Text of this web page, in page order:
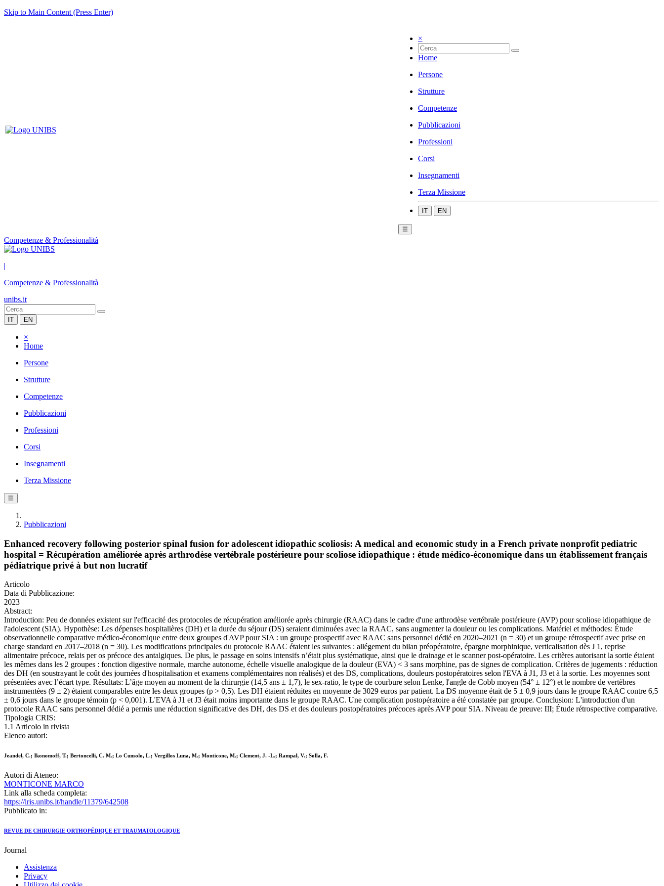
Skip to Main Content (Press Enter)
×
Home
Persone
Strutture
Competenze
Pubblicazioni
Professioni
Corsi
Insegnamenti
Terza Missione
IT EN
☰
Competenze & Professionalità
|
Competenze & Professionalità
unibs.it
IT EN
×
Home
Persone
Strutture
Competenze
Pubblicazioni
Professioni
Corsi
Insegnamenti
Terza Missione
☰
Pubblicazioni
Enhanced recovery following posterior spinal fusion for adolescent idiopathic scoliosis: A medical and economic study in a French private nonprofit pediatric
hospital = Récupération améliorée après arthrodèse vertébrale postérieure pour scoliose idiopathique : étude médico-économique dans un établissement français
pédiatrique privé à but non lucratif
Articolo
Data di Pubblicazione:
2023
Abstract:
Introduction: Peu de données existent sur l'efficacité des protocoles de récupération améliorée après chirurgie (RAAC) dans le cadre d'une arthrodèse vertébrale postérieure (AVP) pour scoliose idiopathique de
l'adolescent (SIA). Hypothèse: Les dépenses hospitalières (DH) et la durée du séjour (DS) seraient diminuées avec la RAAC, sans augmenter la douleur ou les complications. Matériel et méthodes: Étude
observationnelle comparative médico-économique entre deux groupes d'AVP pour SIA : un groupe prospectif avec RAAC sans personnel dédié en 2020–2021 (n = 30) et un groupe rétrospectif avec prise en
charge standard en 2017–2018 (n = 30). Les modifications principales du protocole RAAC étaient les suivantes : allégement du bilan préopératoire, épargne morphinique, verticalisation dès J 1, reprise
alimentaire précoce, relais per os précoce des antalgiques. De plus, le passage en soins intensifs n’était plus systématique, ainsi que le drainage et le scanner post-opératoire. Les critères autorisant la sortie étaient
les mêmes dans les 2 groupes : fonction digestive normale, marche autonome, échelle visuelle analogique de la douleur (EVA) < 3 sans morphine, pas de signes de complication. Critères de jugements : réduction
des DH (en soustrayant le coût des journées d'hospitalisation et examens complémentaires non réalisés) et des DS, complications, douleurs postopératoires selon l'EVA à J1, J3 et à la sortie. Les moyennes sont
présentées avec l’écart type. Résultats: L’âge moyen au moment de la chirurgie (14,5 ans ± 1,7), le sex-ratio, le type de courbure selon Lenke, l'angle de Cobb moyen (54° ± 12°) et le nombre de vertèbres
instrumentées (9 ± 2) étaient comparables entre les deux groupes (p > 0,5). Les DH étaient réduites en moyenne de 3029 euros par patient. La DS moyenne était de 5 ± 0,9 jours dans le groupe RAAC contre 6,5
± 0,6 jours dans le groupe témoin (p < 0,001). L'EVA à J1 et J3 était moins importante dans le groupe RAAC. Une complication postopératoire a été constatée par groupe. Conclusion: L'introduction d'un
protocole RAAC sans personnel dédié a permis une réduction significative des DH, des DS et des douleurs postopératoires précoces après AVP pour SIA. Niveau de preuve: III; Étude rétrospective comparative.
Tipologia CRIS:
1.1 Articolo in rivista
Elenco autori:
Jeandel, C.; Ikonomoff, T.; Bertoncelli, C. M.; Lo Cunsolo, L.; Vergillos Luna, M.; Monticone, M.; Clement, J. -L.; Rampal, V.; Solla, F.
Autori di Ateneo:
MONTICONE MARCO
Link alla scheda completa:
https://iris.unibs.it/handle/11379/642508
Pubblicato in:
REVUE DE CHIRURGIE ORTHOPÉDIQUE ET TRAUMATOLOGIQUE
Journal
Assistenza
Privacy